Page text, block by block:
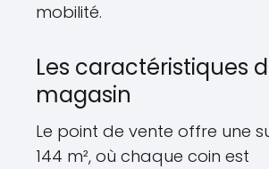
mobilité.
Les caractéristiques
magasin
Le point de vente offre une
144 m², où chaque coin est